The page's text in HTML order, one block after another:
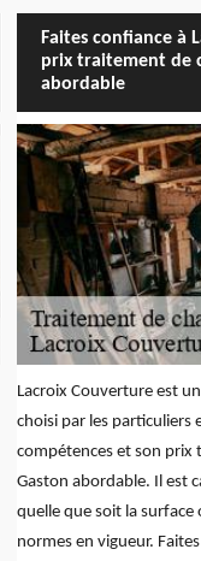
Faites confiance à
prix traitement de
abordable
Lacroix Couverture est
choisi par les particuliers
compétences et son prix
Gaston abordable. Il est
quelle que soit la
normes en vigueur.